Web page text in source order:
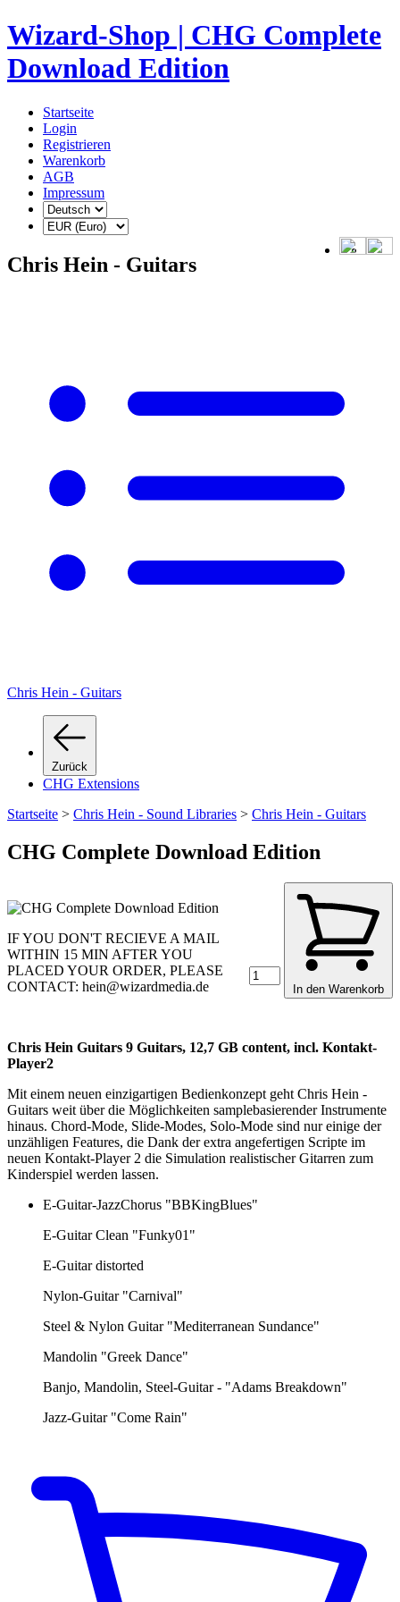
Wizard-Shop | CHG Complete
Download Edition
Startseite
Login
Registrieren
Warenkorb
AGB
Impressum
Chris Hein - Guitars
Chris Hein - Guitars
Zurück
CHG Extensions
Startseite > Chris Hein - Sound Libraries > Chris Hein - Guitars
CHG Complete Download Edition
In den Warenkorb
IF YOU DON'T RECIEVE A MAIL
WITHIN 15 MIN AFTER YOU
PLACED YOUR ORDER, PLEASE
CONTACT: hein@wizardmedia.de
Chris Hein Guitars 9 Guitars, 12,7 GB content, incl. Kontakt-
Player2
Mit einem neuen einzigartigen Bedienkonzept geht Chris Hein -
Guitars weit über die Möglichkeiten samplebasierender Instrumente
hinaus. Chord-Mode, Slide-Modes, Solo-Mode sind nur einige der
unzähligen Features, die Dank der extra angefertigen Scripte im
neuen Kontakt-Player 2 die Simulation realistischer Gitarren zum
Kinderspiel werden lassen.
E-Guitar-JazzChorus "BBKingBlues"
E-Guitar Clean "Funky01"
E-Guitar distorted
Nylon-Guitar "Carnival"
Steel & Nylon Guitar "Mediterranean Sundance"
Mandolin "Greek Dance"
Banjo, Mandolin, Steel-Guitar - "Adams Breakdown"
Jazz-Guitar "Come Rain"